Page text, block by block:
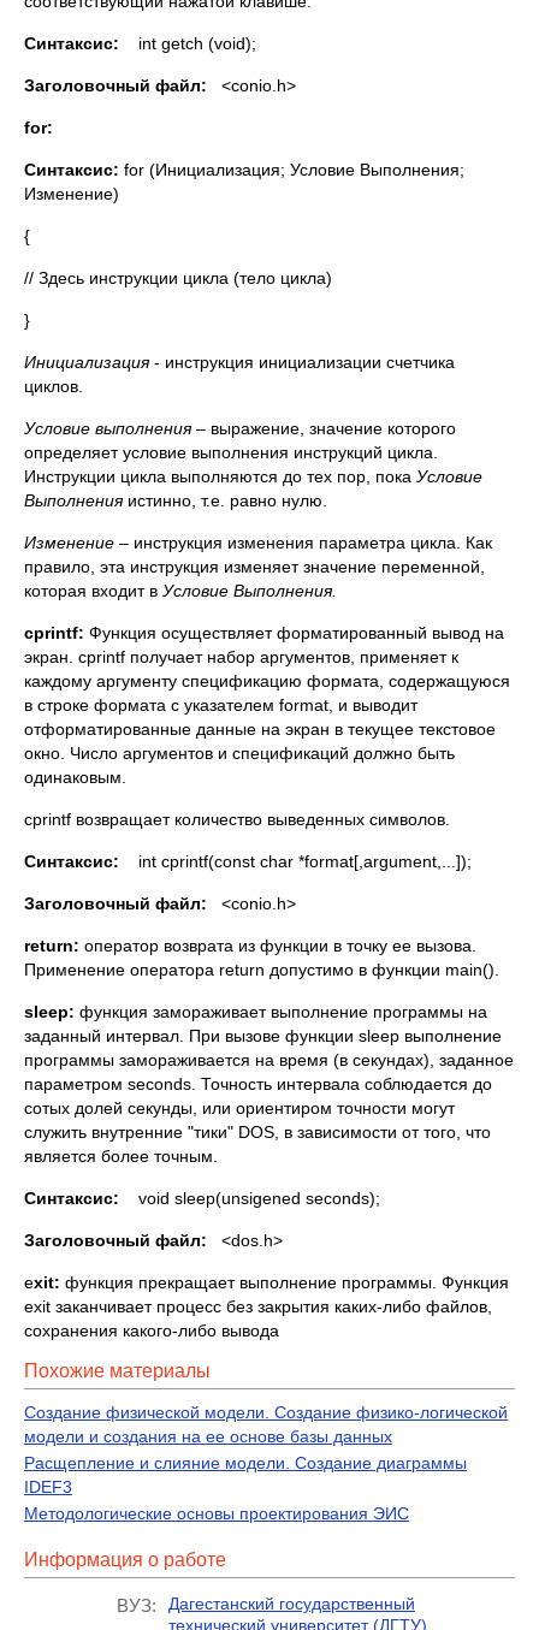
Синтаксис: int getch (void);
Заголовочный файл: <conio.h>
for:
Синтаксис: for (Инициализация; Условие Выполнения;
Изменение)
{
// Здесь инструкции цикла (тело цикла)
}
Инициализация- инструкция инициализации счетчика
циклов.
Условие выполнения– выражение, значение которого
определяет условие выполнения инструкций цикла.
Инструкции цикла выполняются до тех пор, пока Условие
Выполненияистинно, т.е. равно нулю.
Изменение – инструкция изменения параметра цикла. Как
правило, эта инструкция изменяет значение переменной,
которая входит в Условие Выполнения.
сprintf: Функция осуществляет форматированный вывод на
экран. cprintf получает набор аргументов, применяет к
каждому аргументу спецификацию формата, содержащуюся
в строке формата с указателем format, и выводит
отформатированные данные на экран в текущее текстовое
окно. Число аргументов и спецификаций должно быть
одинаковым.
cprintf возвращает количество выведенных символов.
Синтаксис: int cprintf(const char *format[,argument,...]);
Заголовочный файл: <conio.h>
return: оператор возврата из функции в точку ее вызова.
Применение оператора return допустимо в функции main().
sleep: функция замораживает выполнение программы на
заданный интервал. При вызове функции sleep выполнение
программы замораживается на время (в секундах), заданное
параметром seconds. Точность интервала соблюдается до
сотых долей секунды, или ориентиром точности могут
служить внутренние "тики" DOS, в зависимости от того, что
является более точным.
Синтаксис: void sleep(unsigened seconds);
Заголовочный файл: <dos.h>
exit: функция прекращает выполнение программы. Функция
exit заканчивает процесс без закрытия каких-либо файлов,
сохранения какого-либо вывода
Похожие материалы
Создание физической модели. Создание физико-логической
модели и создания на ее основе базы данных
Расщепление и слияние модели. Создание диаграммы
IDEF3
Методологические основы проектирования ЭИС
Информация о работе
ВУЗ:
Дагестанский государственный
технический университет (ДГТУ)